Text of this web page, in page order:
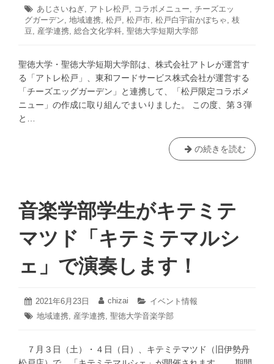
ー
ズ
グ
ガ
ー
デ
×
ア
戸
産
学
携
コ
ボ
ー
稿
日:
7
月
11
稿
者:
テ
ゴ
リ
タ
グ:
あじさいねぎ, アトレ松戸, コラボメニュー, チーズエッ
グガーデン, 地域連携, 松戸, 松戸市, 松戸白宇宙かぼちゃ, 枝
豆, 産学連携, 総合文化学科, 聖徳大学短期大学部
聖徳大学・聖徳大学短期大学部は、株式会社アトレが運営す
る「アトレ松戸」、東和フードサービス株式会社が運営する
「チーズエッグガーデン」と連携して、「松戸限定コラボメ
ニュー」の作成に取り組んでまいりました。 この度、第３弾
と…
聖
徳
聖
徳
大
学
短
期
学
ー
の続きを読む
音楽学部学生がキテミテ
マツド「キテミテマルシ
ェ」で演奏します！
投
稿
2021年6月23日
2021
年
7
日
投
稿
chizai
カ
テ
ー:
イベント情報
タ
地域連携, 産学連携, 聖徳大学音楽学部
７月３日（土）・４日（日）、キテミテマツド（旧伊勢丹